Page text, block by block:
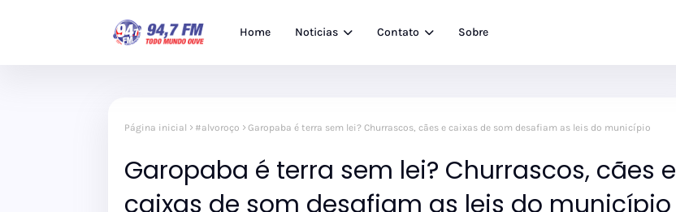
Home Noticias Contato Sobre
Página inicial #alvoroço Garopaba é terra sem lei? Churrascos, cães e caixas de som desafiam as leis do município
Garopaba é terra sem lei? Churrascos, cães e
caixas de som desafiam as leis do município